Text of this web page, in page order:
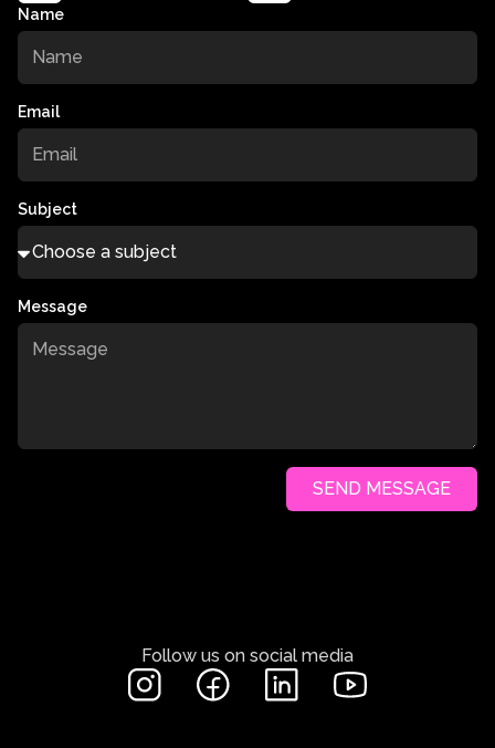
Name
Email
Subject
Message
SEND MESSAGE
Follow us on social media